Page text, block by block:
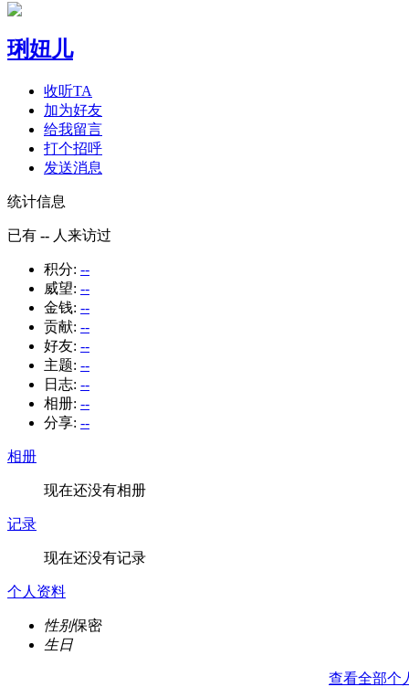
琍妞儿
收听TA
加为好友
给我留言
打个招呼
发送消息
统计信息
已有 -- 人来访过
积分: --
威望: --
金钱: --
贡献: --
好友: --
主题: --
日志: --
相册: --
分享: --
相册
现在还没有相册
记录
现在还没有记录
个人资料
性别保密
生日
查看全部个